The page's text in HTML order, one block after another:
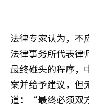
法律专家认为，不
法律事务所代表
最终碰头的程序，
案并给予建议，
道：“最终必须双